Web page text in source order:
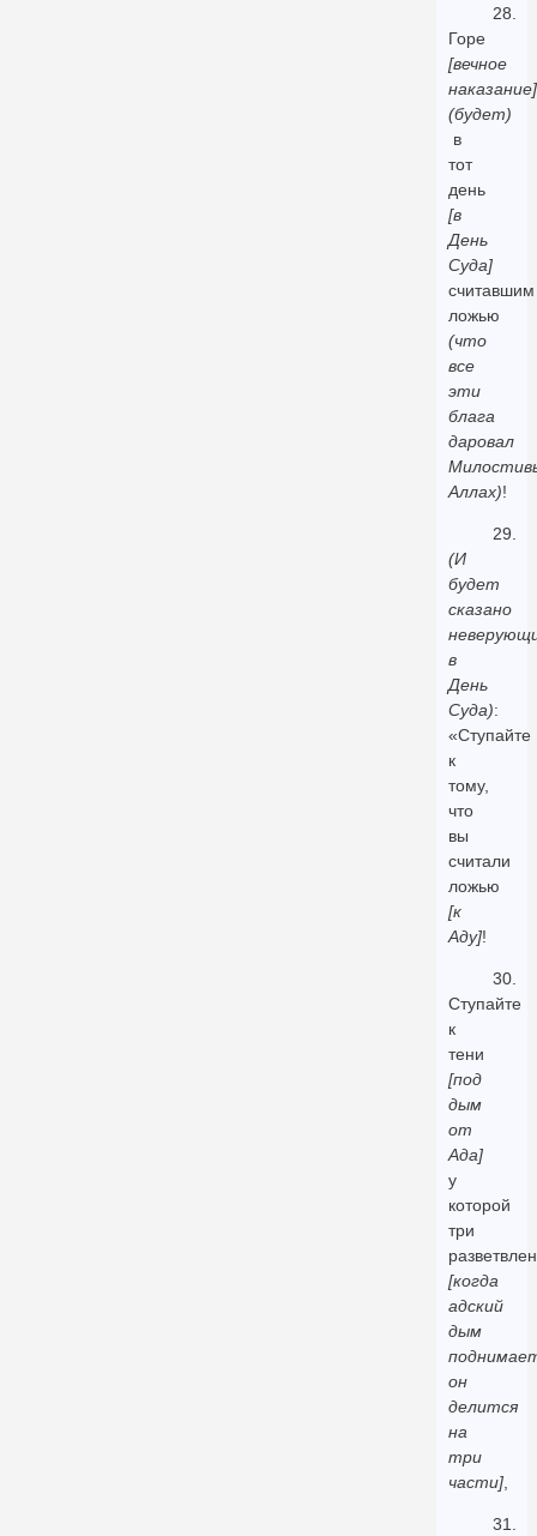
28.
Горе
[вечное
наказание]
(будет)
в
тот
день
[в
День
Суда]
считавшим
ложью
(что
все
эти
блага
даровал
Аллах)!
29.
(И
будет
сказано
в
День
Суда):
«Ступайте
к
тому,
что
вы
считали
ложью
[к
Аду]!
30.
Ступайте
к
тени
[под
дым
от
Ада]
у
которой
три
[когда
адский
дым
он
делится
на
три
части],
31.